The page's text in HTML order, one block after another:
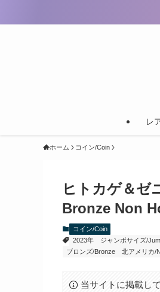
レ
ホーム コイン/Coin
ヒトカゲ＆ゼ
Bronze Non
コイン/Coin
2023年
ジャンボサイズ/
ブロンズ/Bronze
北アメリカ/
当サイトに掲載し